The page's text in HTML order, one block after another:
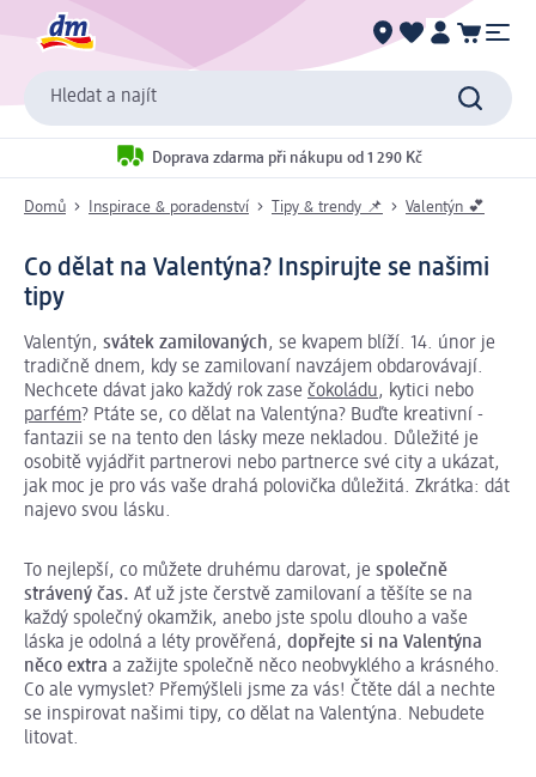
Hledat a najít
Doprava zdarma při nákupu od 1 290 Kč
Domů Inspirace & poradenství Tipy & trendy 📌 Valentýn 💕
Co dělat na Valentýna? Inspirujte se našimi
tipy
Valentýn, svátek zamilovaných, se kvapem blíží. 14. únor je
tradičně dnem, kdy se zamilovaní navzájem obdarovávají.
Nechcete dávat jako každý rok zase čokoládu, kytici nebo
parfém? Ptáte se, co dělat na Valentýna? Buďte kreativní -
fantazii se na tento den lásky meze nekladou. Důležité je
osobitě vyjádřit partnerovi nebo partnerce své city a ukázat,
jak moc je pro vás vaše drahá polovička důležitá. Zkrátka: dát
najevo svou lásku.
To nejlepší, co můžete druhému darovat, je společně
strávený čas. Ať už jste čerstvě zamilovaní a těšíte se na
každý společný okamžik, anebo jste spolu dlouho a vaše
láska je odolná a léty prověřená, dopřejte si na Valentýna
něco extra a zažijte společně něco neobvyklého a krásného.
Co ale vymyslet? Přemýšleli jsme za vás! Čtěte dál a nechte
se inspirovat našimi tipy, co dělat na Valentýna. Nebudete
litovat.